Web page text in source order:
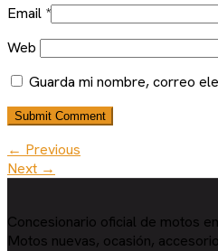
Email *
Web
Guarda mi nombre, correo
← Previous
Next →
Concesionario oficial de motos
Motos nuevas, ocasión,